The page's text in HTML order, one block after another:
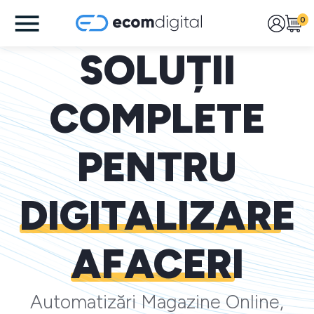
0
SOLUȚII
COMPLETE
PENTRU
DIGITALIZARE
AFACERI
Automatizări Magazine Online,